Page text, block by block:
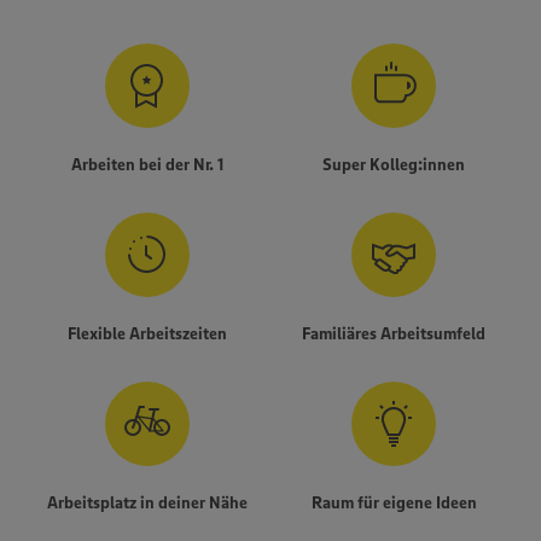
Arbeiten bei der Nr. 1 Super Kolleg:innen
Flexible Arbeitszeiten Familiäres Arbeitsumfeld
Arbeitsplatz in deiner Nähe Raum für eigene Ideen